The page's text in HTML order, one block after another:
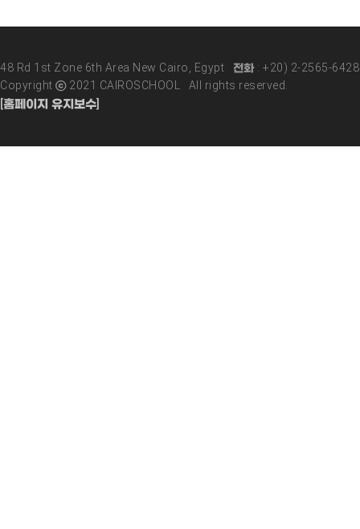
48 Rd 1st Zone 6th Area New Cairo, Egypt 전화 : +20) 2-2565-
Copyright ⓒ 2021 CAIROSCHOOL All rights reserved.
[홈페이지 유지보수]